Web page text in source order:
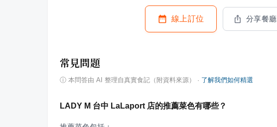
線上訂位 分享餐廳
常見問題
ⓘ 本問答由 AI 整理自真實食記（附資料來源） · 了解我們如何精選
LADY M 台中 LaLaport 店的推薦菜色有哪些？